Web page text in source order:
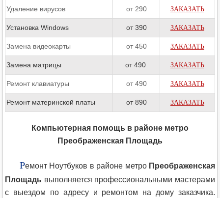
Удаление вирусов от 290 ЗАКАЗАТЬ
Установка Windows от 390 ЗАКАЗАТЬ
Замена видеокарты от 450 ЗАКАЗАТЬ
Замена матрицы от 490 ЗАКАЗАТЬ
Ремонт клавиатуры от 490 ЗАКАЗАТЬ
Ремонт материнской платы от 890 ЗАКАЗАТЬ
Компьютерная помощь в районе метро
Преображенская Площадь
Ремонт Ноутбуков в районе метро Преображенская
Площадь выполняется профессиональными мастерами
с выездом по адресу и ремонтом на дому заказчика.